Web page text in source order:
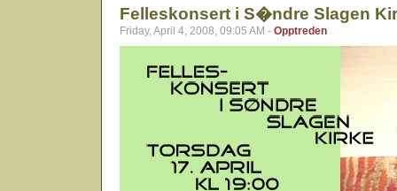
Felleskonsert i S�ndre Slagen
Friday, April 4, 2008, 09:05 AM - Opptreden